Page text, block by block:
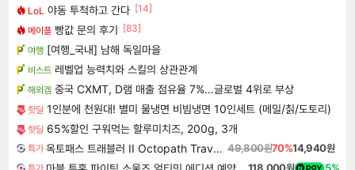
LoL 야동 투척하고 간다 [14]
메이플 빵값 문의 후기 [83]
여행 [여행_국내] 남해 독일마을
비스트 레벨업 능력치와 스킬의 상관관계
해외겜 중국 CXMT, D램 매출 점유율 7%…글로벌 4위로 부상
핫딜 1인분에 천원대! 별미 물냉면 비빔냉면 10인세트 (메밀/칡/도토리)
핫딜 65%할인 구워먹는 할루미치즈, 200g, 3개
특가 옥토패스 트래블러 II Octopath Traveler II 49,800원70%14,940원
특가